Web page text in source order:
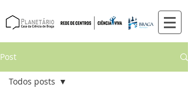
Post
Todos posts